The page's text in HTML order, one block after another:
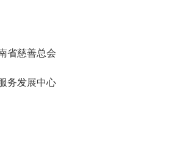
省慈善总会
务发展中心